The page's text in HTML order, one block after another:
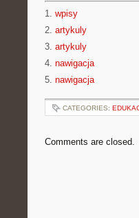
1. wpisy
2. artykuly
3. artykuly
4. nawigacja
5. nawigacja
CATEGORIES:
Comments are closed.